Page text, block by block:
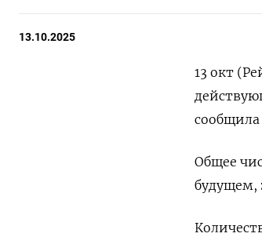
13.10.2025
13 окт
сообщила
Общее
будущем,